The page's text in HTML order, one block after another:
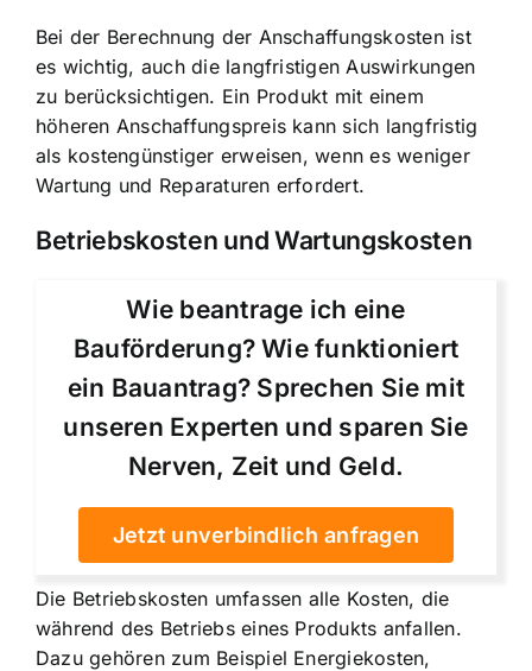
Bei der Berechnung der Anschaffungskosten ist
es wichtig, auch die langfristigen Auswirkungen
zu berücksichtigen. Ein Produkt mit einem
höheren Anschaffungspreis kann sich langfristig
als kostengünstiger erweisen, wenn es weniger
Wartung und Reparaturen erfordert.
Betriebskosten und Wartungskosten
Wie beantrage ich eine
Bauförderung? Wie funktioniert
ein Bauantrag? Sprechen Sie mit
unseren Experten und sparen Sie
Nerven, Zeit und Geld.
Jetzt unverbindlich anfragen
Die Betriebskosten umfassen alle Kosten, die
während des Betriebs eines Produkts anfallen.
Dazu gehören zum Beispiel Energiekosten,